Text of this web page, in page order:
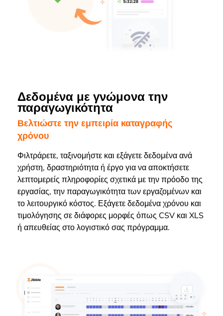
Δεδομένα με γνώμονα την
παραγωγικότητα
Βελτιώστε την εμπειρία καταγραφής
χρόνου
Φιλτράρετε, ταξινομήστε και εξάγετε δεδομένα ανά
χρήστη, δραστηριότητα ή έργο για να αποκτήσετε
λεπτομερείς πληροφορίες σχετικά με την πρόοδο της
εργασίας, την παραγωγικότητα των εργαζομένων και
το λειτουργικό κόστος. Εξάγετε δεδομένα χρόνου και
τιμολόγησης σε διάφορες μορφές όπως CSV και XLS
ή απευθείας στο λογιστικό σας πρόγραμμα.